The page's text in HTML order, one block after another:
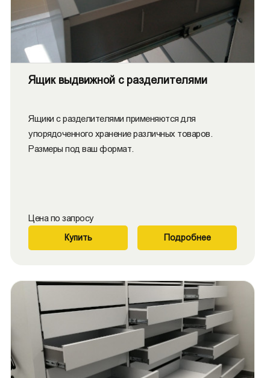
Ящик выдвижной с разделителями
Ящики с разделителями применяются для
упорядоченного хранение различных товаров.
Размеры под ваш формат.
Цена по запросу
Купить Подробнее